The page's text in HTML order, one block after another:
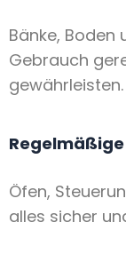
Bänke,
Gebrauch
gewährleisten.
Öfen,
alles sicher